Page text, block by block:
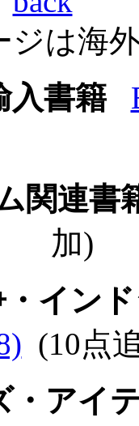
ジは海
入書籍
関連書
加)
・イン
(10点
・アイ